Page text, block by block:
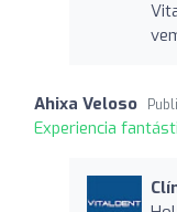
Ahixa Veloso
Experiencia